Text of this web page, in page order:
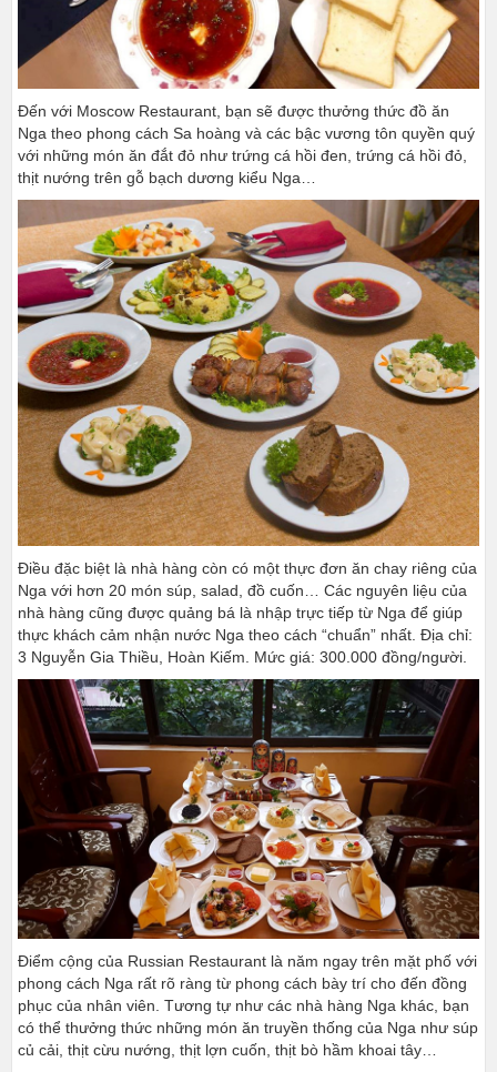
Đến với Moscow Restaurant, bạn sẽ được thưởng thức đồ ăn
Nga theo phong cách Sa hoàng và các bậc vương tôn quyền quý
với những món ăn đắt đỏ như trứng cá hồi đen, trứng cá hồi đỏ,
thịt nướng trên gỗ bạch dương kiểu Nga…
Điều đặc biệt là nhà hàng còn có một thực đơn ăn chay riêng của
Nga với hơn 20 món súp, salad, đồ cuốn… Các nguyên liệu của
nhà hàng cũng được quảng bá là nhập trực tiếp từ Nga để giúp
thực khách cảm nhận nước Nga theo cách “chuẩn” nhất. Địa chỉ:
3 Nguyễn Gia Thiều, Hoàn Kiếm. Mức giá: 300.000 đồng/người.
Điểm cộng của Russian Restaurant là năm ngay trên mặt phố với
phong cách Nga rất rõ ràng từ phong cách bày trí cho đến đồng
phục của nhân viên. Tương tự như các nhà hàng Nga khác, bạn
có thể thưởng thức những món ăn truyền thống của Nga như súp
củ cải, thịt cừu nướng, thịt lợn cuốn, thịt bò hầm khoai tây…